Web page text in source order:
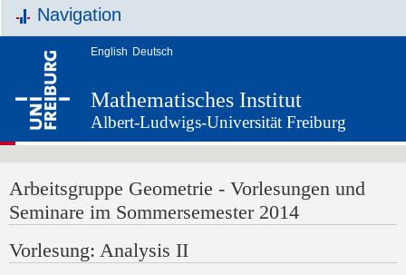
Navigation
English Deutsch
Mathematisches Institut
Albert-Ludwigs-Universität Freiburg
Arbeitsgruppe Geometrie - Vorlesungen und
Seminare im Sommersemester 2014
Vorlesung: Analysis II